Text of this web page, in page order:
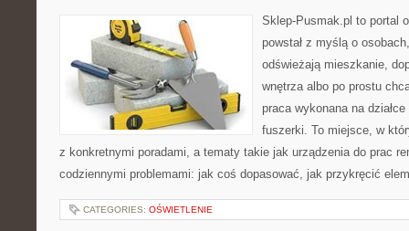
Sklep-Pusmak.pl to portal
powstał z myślą o
odświeżają mieszkanie,
wnętrza albo po prostu
praca wykonana na
fuszerki. To miejsce, w
z konkretnymi poradami, a tematy takie jak urządzenia do prac
codziennymi problemami: jak coś dopasować, jak przykręcić
CATEGORIES: OŚWIETLENIE